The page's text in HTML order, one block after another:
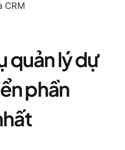
CRM
quản lý dự
phần